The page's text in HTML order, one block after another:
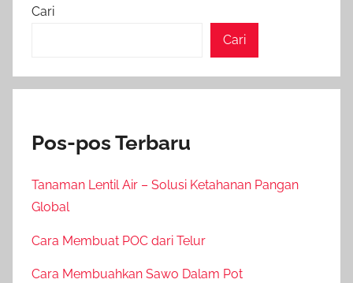
Cari
Cari
Pos-pos Terbaru
Tanaman Lentil Air – Solusi Ketahanan Pangan
Global
Cara Membuat POC dari Telur
Cara Membuahkan Sawo Dalam Pot